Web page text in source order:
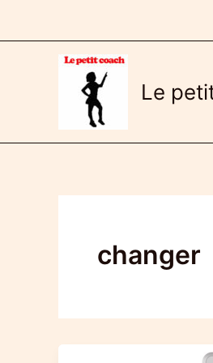
Le
changer